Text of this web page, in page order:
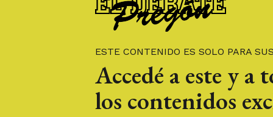
ESTE CONTENIDO ES SOLO PARA
Accedé a este y a
los contenidos